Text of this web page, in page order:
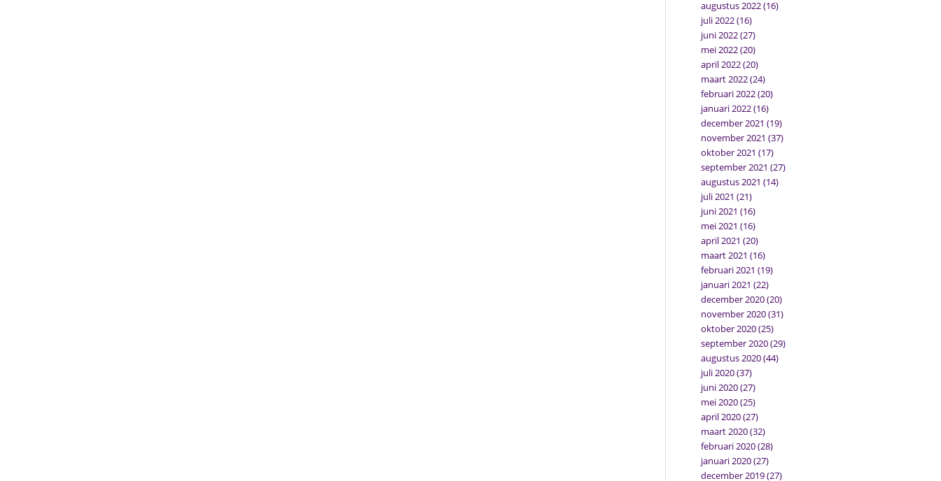
augustus 2022(16)
juli 2022(16)
juni 2022(27)
mei 2022(20)
april 2022(20)
maart 2022(24)
februari 2022(20)
januari 2022(16)
december 2021 (19)
november 2021 (37)
oktober 2021 (17)
september 2021 (27)
augustus 2021 (14)
juli 2021 (21)
juni 2021 (16)
mei 2021 (16)
april 2021 (20)
maart 2021 (16)
februari 2021 (19)
januari 2021 (22)
december 2020(20)
november 2020(31)
oktober 2020(25)
september 2020(29)
augustus 2020(44)
juli 2020(37)
juni 2020(27)
mei 2020(25)
april 2020(27)
maart 2020(32)
februari 2020(28)
januari 2020(27)
december 2019(27)